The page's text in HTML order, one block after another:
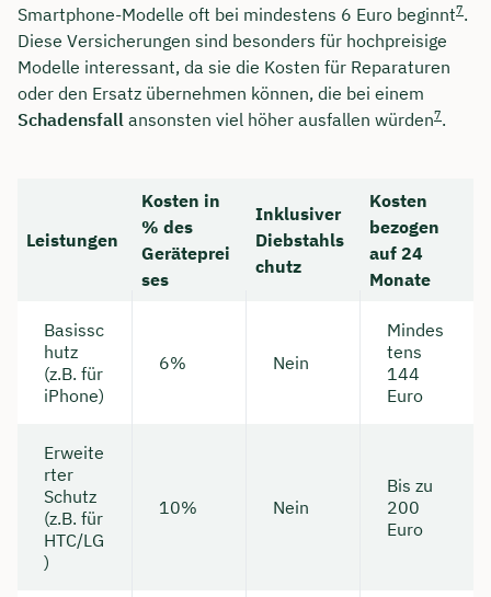
Smartphone-Modelle oft bei mindestens 6 Euro beginnt7.
Diese Versicherungen sind besonders für hochpreisige
Modelle interessant, da sie die Kosten für Reparaturen
oder den Ersatz übernehmen können, die bei einem
Schadensfall ansonsten viel höher ausfallen würden7.
Leistungen
Kosten in
% des
Geräteprei
ses
Inklusiver
Diebstahls
chutz
Kosten
bezogen
auf 24
Monate
Basissc
hutz
(z.B. für
iPhone)
6% Nein
Mindes
tens
144
Euro
Erweite
rter
Schutz
(z.B. für
HTC/LG
)
10% Nein
Bis zu
200
Euro